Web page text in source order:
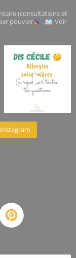
(consultations et
pouvoir .
Voir
Pinterest